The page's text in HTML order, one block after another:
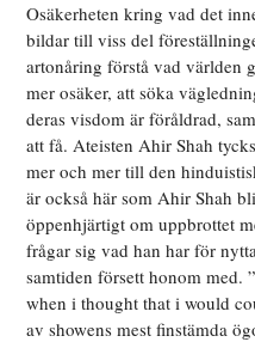
Osäkerheten kring vad det
bildar till viss del
artonåring förstå vad världen
mer osäker, att söka
deras visdom är föråldrad,
att få. Ateisten Ahir Shah
mer och mer till den
är också här som Ahir Shah
öppenhjärtigt om uppbrottet
frågar sig vad han har för
samtiden försett honom med.
when i thought that i would
av showens mest finstämda